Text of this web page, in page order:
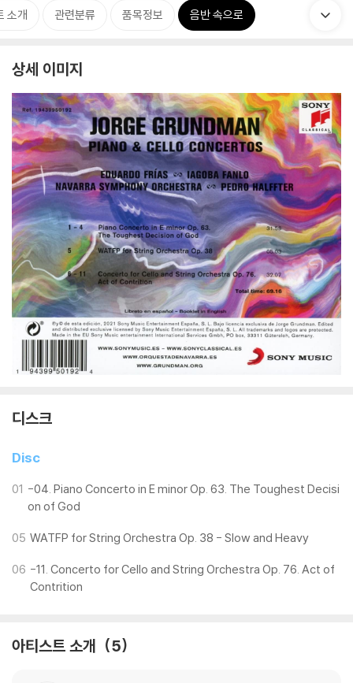
소개 관련분류 품목정보 음반 속으로
상세 이미지
디스크
Disc
01 -04. Piano Concerto in E minor Op. 63. The Toughest Decisi
on of God
05 WATFP for String Orchestra Op. 38 - Slow and Heavy
06 -11. Concerto for Cello and String Orchestra Op. 76. Act of
Contrition
아티스트 소개 5